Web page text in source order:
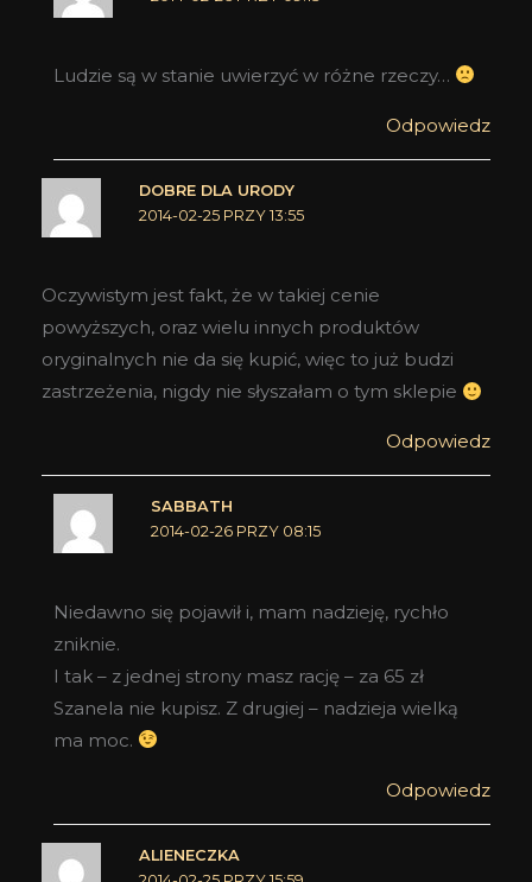
Ludzie są w stanie uwierzyć w różne rzeczy…
Odpowiedz
DOBRE DLA URODY
2014-02-25 PRZY 13:55
Oczywistym jest fakt, że w takiej cenie
powyższych, oraz wielu innych produktów
oryginalnych nie da się kupić, więc to już budzi
zastrzeżenia, nigdy nie słyszałam o tym sklepie
Odpowiedz
SABBATH
2014-02-26 PRZY 08:15
Niedawno się pojawił i, mam nadzieję, rychło
zniknie.
I tak – z jednej strony masz rację – za 65 zł
Szanela nie kupisz. Z drugiej – nadzieja wielką
ma moc.
Odpowiedz
ALIENECZKA